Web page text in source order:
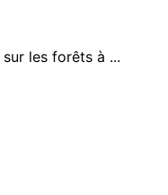
les forêts à ...